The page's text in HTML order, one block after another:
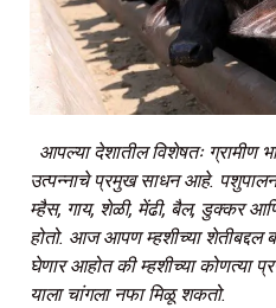
आपल्या देशातील विशेषतः ग्रामीण
उत्पन्नाचे प्रमुख साधन आहे. पशुपालन
म्हैस, गाय, शेळी, मेंढी, बैल, डुक्कर
होतो. आज आपण म्हशीच्या शेतीबद्दल
घेणार आहोत की म्हशीच्या कोणत्या
याला चांगला नफा मिळू शकतो.